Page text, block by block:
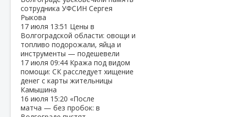
сотрудника УФСИН Сергея
Рыкова
17 июля 13:51 Цены в
Волгоградской области: овощи и
топливо подорожали, яйца и
инструменты — подешевели
17 июля 09:44 Кража под видом
помощи: СК расследует хищение
денег с карты жительницы
Камышина
16 июля 15:20 «После
матча — без пробок: в